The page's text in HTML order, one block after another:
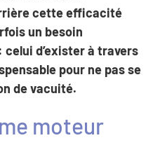
cette efficacité
un besoin
d’exister à travers
pour ne pas se
de vacuité.
moteur